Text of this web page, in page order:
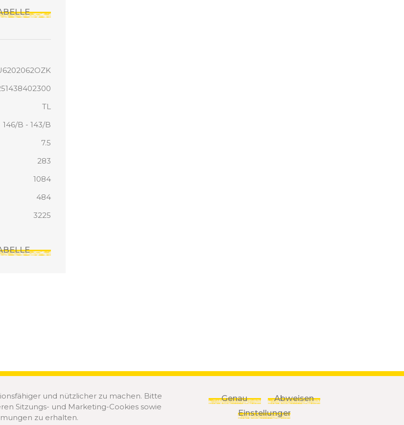
TL
146/B - 143/B
7.5
283
1084
484
3225
DATENSCHUTZ BESTİMMUNGEN NUTZUNGSBEDINGUNGEN
und nützlicher zu machen. Bitte
Sitzungs- und Marketing-Cookies sowie
zu erhalten.
Genau
Abweisen
Einstellungen